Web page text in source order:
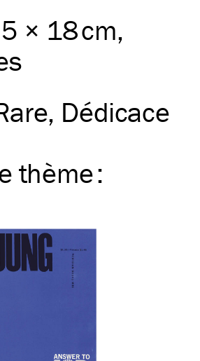
× 18 cm,
Dédicace
thème: